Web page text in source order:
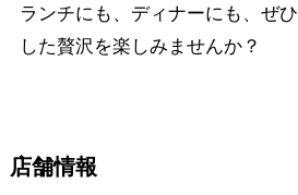
ランチにも、ディナーにも、ぜひ
した贅沢を楽しみませんか？
店舗情報